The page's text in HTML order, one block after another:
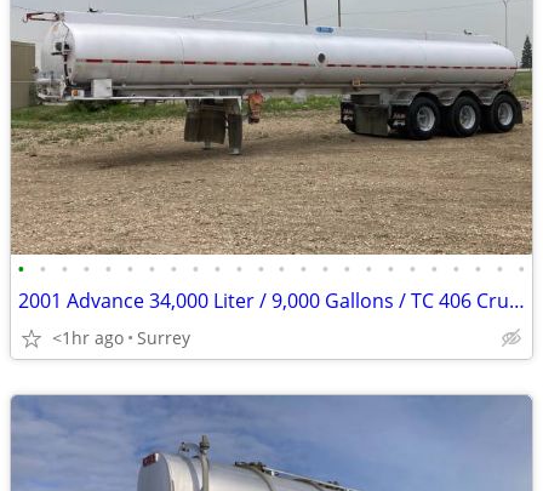
• • • • • • • • • • • • • • • • • • • • • • • •
2001 Advance 34,000 Liter / 9,000 Gallons / TC 406 Crude Oil Aluminum
<1hr ago Surrey